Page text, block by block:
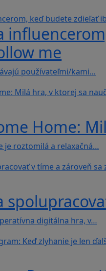
me
používateľmi/kami…
Home:
je roztomilá a relaxačná…
digitálna hra, v…